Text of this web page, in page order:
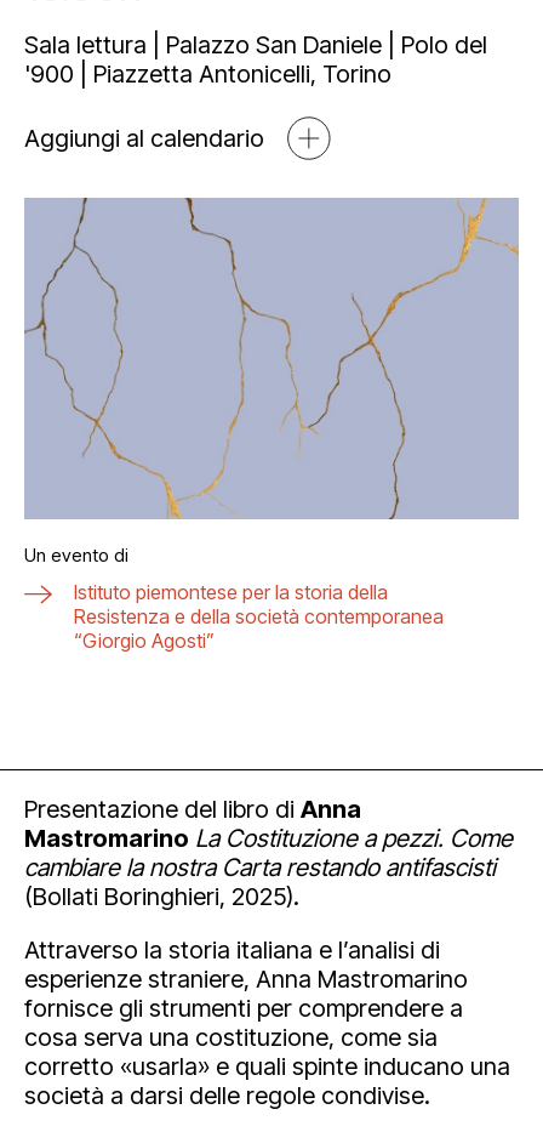
Educational
Art Bonus
Partnership e sponsorship
Mediahub
Blog
Newsletter
Sala lettura | Palazzo San Daniele | Polo del
'900 | Piazzetta Antonicelli, Torino
Aggiungi al calendario
Un evento di
Istituto piemontese per la storia della
Resistenza e della società contemporanea
“Giorgio Agosti”
Presentazione del libro di Anna
Mastromarino La Costituzione a pezzi. Come
cambiare la nostra Carta restando antifascisti
(Bollati Boringhieri, 2025).
Attraverso la storia italiana e l’analisi di
esperienze straniere, Anna Mastromarino
fornisce gli strumenti per comprendere a
cosa serva una costituzione, come sia
corretto «usarla» e quali spinte inducano una
società a darsi delle regole condivise.